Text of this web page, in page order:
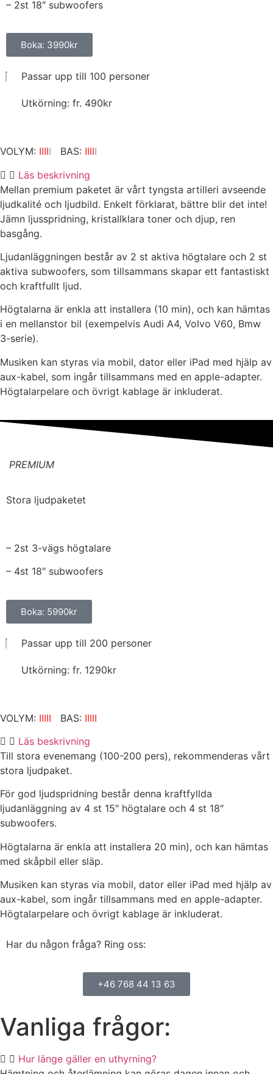
– 2st 18″ subwoofers
Boka: 3990kr
Passar upp till 100 personer
Utkörning: fr. 490kr
VOLYM: IIIII BAS: IIIII
Läs beskrivning
Mellan premium paketet är vårt tyngsta artilleri avseende
ljudkalité och ljudbild. Enkelt förklarat, bättre blir det inte!
Jämn ljusspridning, kristallklara toner och djup, ren
basgång.
Ljudanläggningen består av 2 st aktiva högtalare och 2 st
aktiva subwoofers, som tillsammans skapar ett fantastiskt
och kraftfullt ljud.
Högtalarna är enkla att installera (10 min), och kan hämtas
i en mellanstor bil (exempelvis Audi A4, Volvo V60, Bmw
3-serie).
Musiken kan styras via mobil, dator eller iPad med hjälp av
aux-kabel, som ingår tillsammans med en apple-adapter.
Högtalarpelare och övrigt kablage är inkluderat.
PREMIUM
Stora ljudpaketet
– 2st 3-vägs högtalare
– 4st 18″ subwoofers
Boka: 5990kr
Passar upp till 200 personer
Utkörning: fr. 1290kr
VOLYM: IIIII BAS: IIIII
Läs beskrivning
Till stora evenemang (100-200 pers), rekommenderas vårt
stora ljudpaket.
För god ljudspridning består denna kraftfyllda
ljudanläggning av 4 st 15″ högtalare och 4 st 18″
subwoofers.
Högtalarna är enkla att installera 20 min), och kan hämtas
med skåpbil eller släp.
Musiken kan styras via mobil, dator eller iPad med hjälp av
aux-kabel, som ingår tillsammans med en apple-adapter.
Högtalarpelare och övrigt kablage är inkluderat.
Har du någon fråga? Ring oss:
+46 768 44 13 63
Vanliga frågor:
Hur länge gäller en uthyrning?